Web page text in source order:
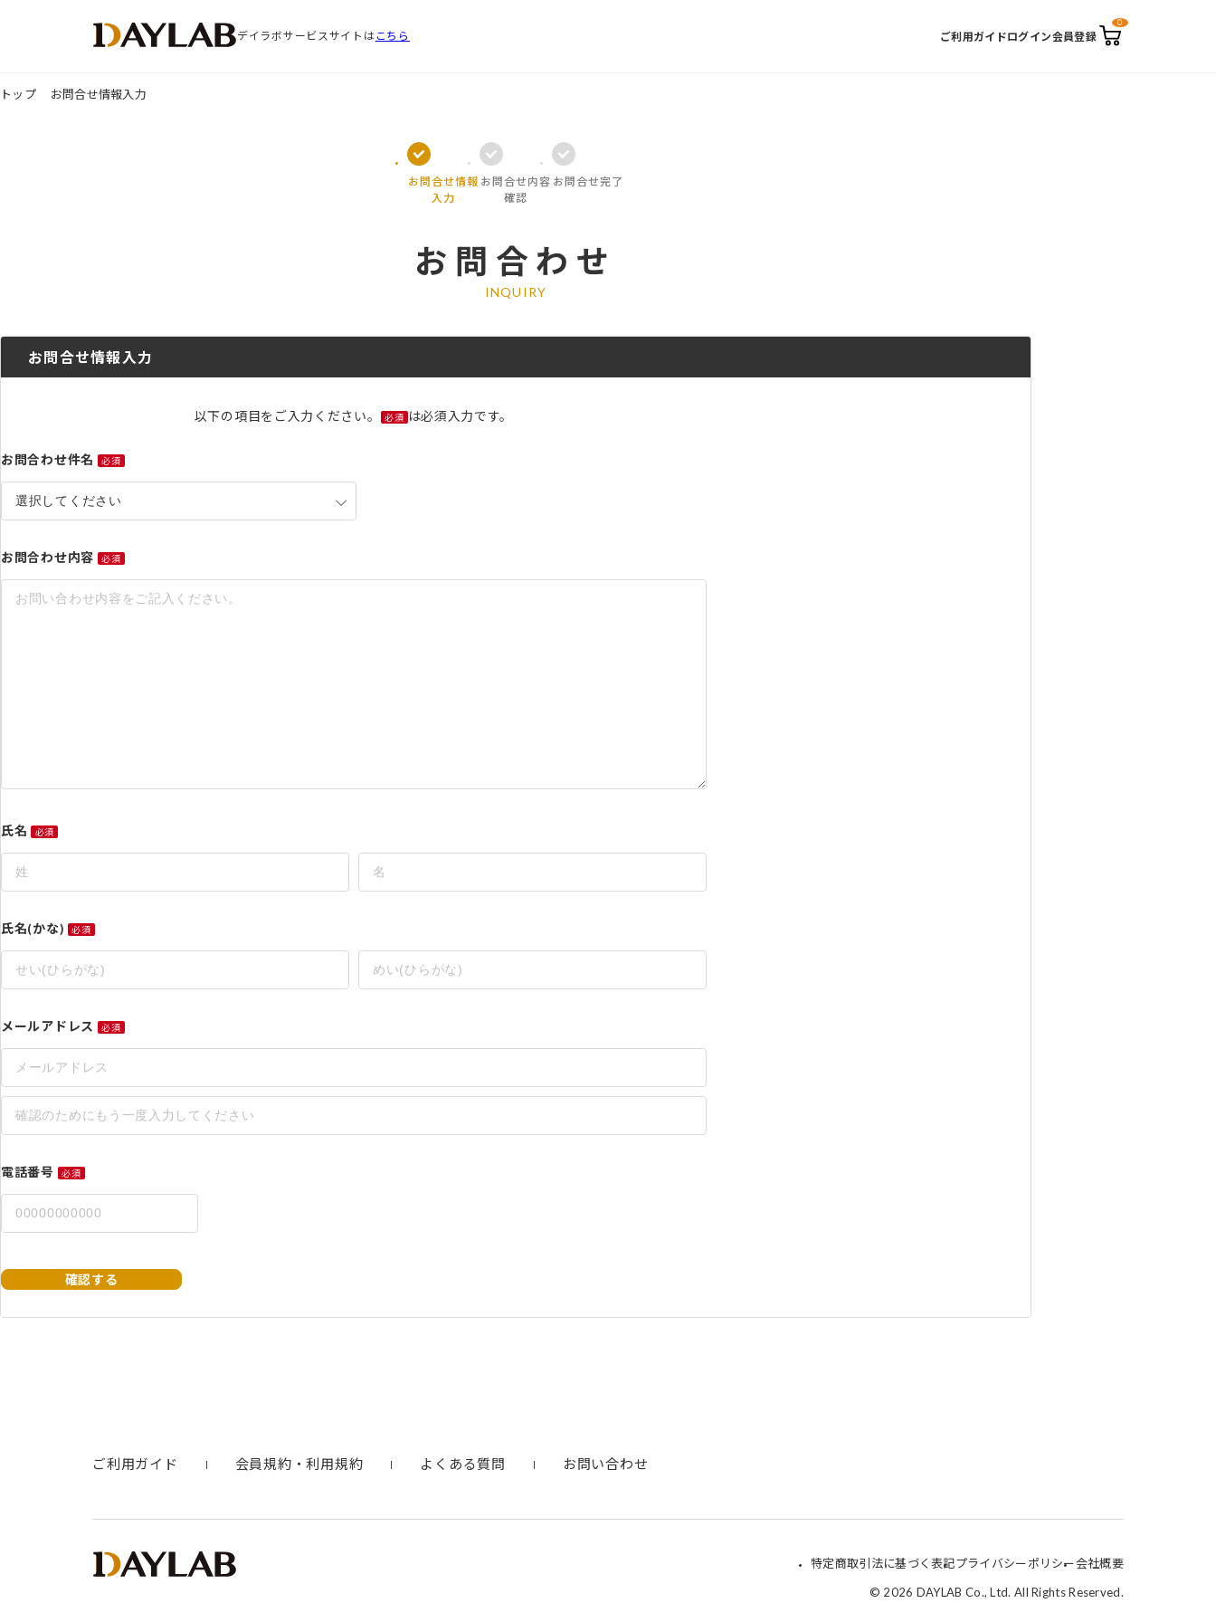
デイラボサービスサイトは こちら ご利用ガイドログイン会員登録
カ
0
トップ お問合せ情報入力
お問合せ情報
入力
お問合せ内容
確認
お問合せ完了
お問合わせ
INQUIRY
お問合せ情報入力
以下の項目をご入力ください。 必須 は必須入力です。
お問合わせ件名 必須
お問合わせ内容 必須
氏名 必須
氏名(かな) 必須
メールアドレス 必須
電話番号 必須
確認する
ご利用ガイド 会員規約・利用規約 よくある質問 お問い合わせ
特定商取引法に基づく表記プライバシーポリシー会社概要
© 2026 DAYLAB Co., Ltd. All Rights Reserved.